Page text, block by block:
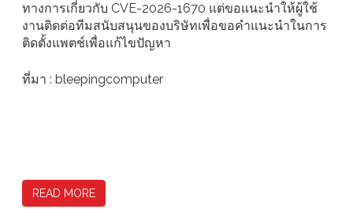
ทางการเกี่ยวกับ CVE-2026-1670 แต่ขอแนะนำให้ผู้ใช้
งานติดต่อทีมสนับสนุนของบริษัทเพื่อขอคำแนะนำในการ
ติดตั้งแพตช์เพื่อแก้ไขปัญหา
ที่มา : bleepingcomputer
READ MORE